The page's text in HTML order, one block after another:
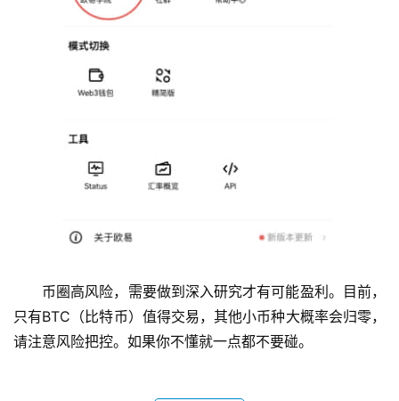
币圈高风险，需要做到深入研究才有可能盈利。目前，
只有BTC（比特币）值得交易，其他小币种大概率会归零，
请注意风险把控。如果你不懂就一点都不要碰。